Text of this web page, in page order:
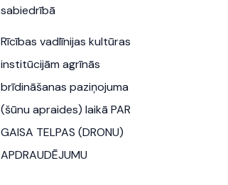
sabiedrībā
Rīcības vadlīnijas kultūras
institūcijām agrīnās
brīdināšanas paziņojuma
(šūnu apraides) laikā PAR
GAISA TELPAS (DRONU)
APDRAUDĒJUMU